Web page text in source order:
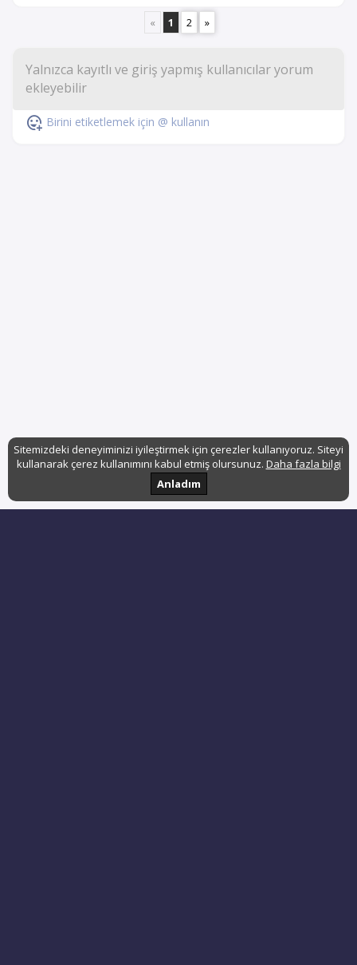
« 1 2 »
Birini etiketlemek için @ kullanın
Sitemizdeki deneyiminizi iyileştirmek için çerezler kullanıyoruz. Siteyi
kullanarak çerez kullanımını kabul etmiş olursunuz. Daha fazla bilgi
Anladım